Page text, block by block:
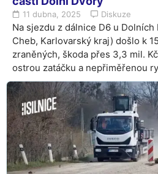
11 dubna, 2025 Diskuze
Na sjezdu z dálnice D6 u
Cheb, Karlovarský kraj) došlo k
zraněných, škoda přes 3,3 mil.
ostrou zatáčku a nepřiměřenou